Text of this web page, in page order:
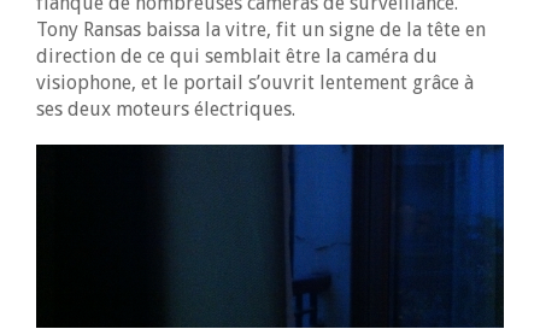
Tony Ransas baissa la vitre, fit un signe de la tête en
direction de ce qui semblait être la caméra du
visiophone, et le portail s’ouvrit lentement grâce à
ses deux moteurs électriques.